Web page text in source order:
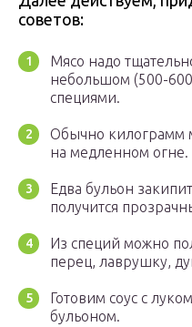
советов:
Мясо надо
небольшом (500-
специями.
Обычно килограмм
на медленном огне.
Едва бульон
получится
Из специй можно
перец, лаврушку,
Готовим соус с
бульоном.